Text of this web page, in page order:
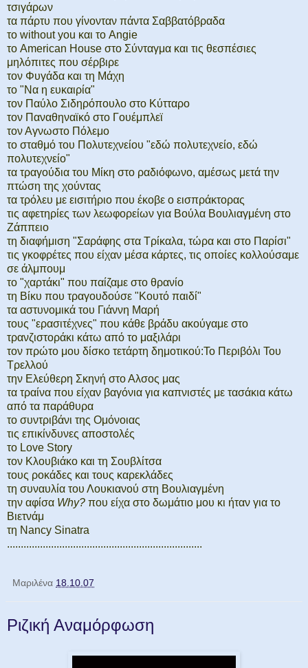
τσιγάρων
τα πάρτυ που γίνονταν πάντα Σαββατόβραδα
το without you και το Angie
το American House στο Σύνταγμα και τις θεσπέσιες
μηλόπιτες που σέρβιρε
τον Φυγάδα και τη Μάχη
το "Να η ευκαιρία"
τον Παύλο Σιδηρόπουλο στο Κύτταρο
τον Παναθηναϊκό στο Γουέμπλεϊ
τον Αγνωστο Πόλεμο
το σταθμό του Πολυτεχνείου "εδώ πολυτεχνείο, εδώ
πολυτεχνείο"
τα τραγούδια του Μίκη στο ραδιόφωνο, αμέσως μετά την
πτώση της χούντας
τα τρόλευ με εισιτήριο που έκοβε ο εισπράκτορας
τις αφετηρίες των λεωφορείων για Βούλα Βουλιαγμένη στο
Ζάππειο
τη διαφήμιση "Σαράφης στα Τρίκαλα, τώρα και στο Παρίσι"
τις γκοφρέτες που είχαν μέσα κάρτες, τις οποίες κολλούσαμε
σε άλμπουμ
το "χαρτάκι" που παίζαμε στο θρανίο
τη Βίκυ που τραγουδούσε "Κουτό παιδί"
τα αστυνομικά του Γιάννη Μαρή
τους "ερασιτέχνες" που κάθε βράδυ ακούγαμε στο
τρανζιστοράκι κάτω από το μαξιλάρι
τον πρώτο μου δίσκο τετάρτη δημοτικού:Το Περιβόλι Του
Τρελλού
την Ελεύθερη Σκηνή στο Αλσος μας
τα τραίνα που είχαν βαγόνια για καπνιστές με τασάκια κάτω
από τα παράθυρα
το συντριβάνι της Ομόνοιας
τις επικίνδυνες αποστολές
το Love Story
τον Κλουβιάκο και τη Σουβλίτσα
τους ροκάδες και τους καρεκλάδες
τη συναυλία του Λουκιανού στη Βουλιαγμένη
την αφίσα Why? που είχα στο δωμάτιο μου κι ήταν για το
Βιετνάμ
τη Nancy Sinatra
.......................................................................
Μαριλένα 18.10.07
Ριζική Αναμόρφωση